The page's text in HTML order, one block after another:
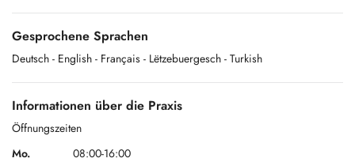
Gesprochene Sprachen
Deutsch - English - Français - Lëtzebuergesch - Turkish
Informationen über die Praxis
Öffnungszeiten
Mo.
08:00-16:00